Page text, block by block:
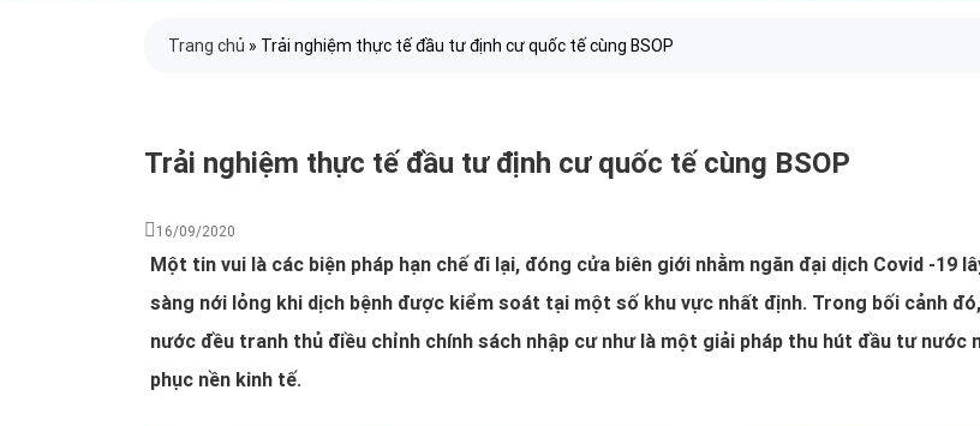
Trang chủ » Trải nghiệm thực tế đầu tư định cư quốc tế cùng BSOP
Trải nghiệm thực tế đầu tư định cư quốc tế cùng BSOP
16/09/2020
Một tin vui là các biện pháp hạn chế đi lại, đóng cửa biên giới nhằm ngăn đại dịch Covid -19
sàng nới lỏng khi dịch bệnh được kiểm soát tại một số khu vực nhất định. Trong bối cảnh
nước đều tranh thủ điều chỉnh chính sách nhập cư như là một giải pháp thu hút đầu tư nước
phục nền kinh tế.